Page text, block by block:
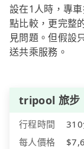
設在1人時，專
點比較，更完整
見問題。但假設
送共乘服務。
tripool 旅步
行程時間
每人價格